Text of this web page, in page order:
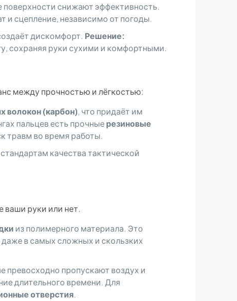
снижают эффективность.
и сцепление, независимо от погоды.
дискомфорт. Решение:
сохраняя руки сухими и комфортными.
между прочностью и лёгкостью:
волокон (карбон), что придаёт им
пальцев есть прочныерезиновые
травм во время работы.
качества тактической
ваши руки или нет.
из полимерного материала. Это
в самых сложных и скользких
превосходно пропускают воздух и
длительного времени. Для
отверстия.